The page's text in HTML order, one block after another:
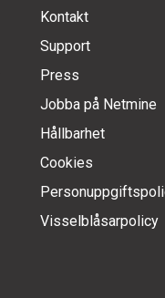
Kontakt
Support
Press
Jobba på Netmine
Hållbarhet
Cookies
Visselblåsarpolicy